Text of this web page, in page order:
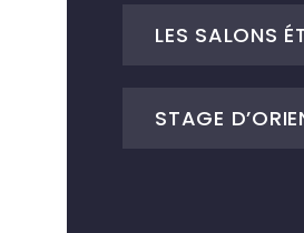
LES SALONS
STAGE